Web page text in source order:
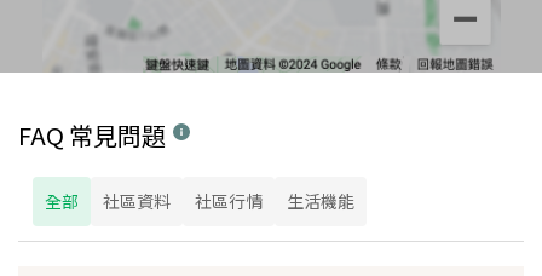
FAQ 常見問題
全部 社區資料 社區行情 生活機能